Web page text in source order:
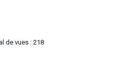
de vues : 218